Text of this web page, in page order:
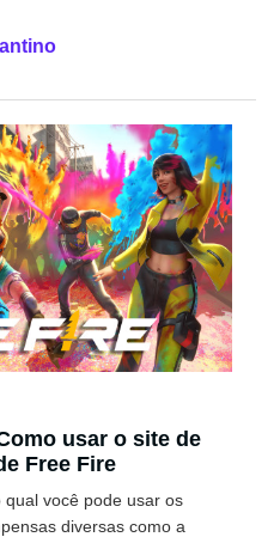
usar o site de
Free Fire
você pode usar os
diversas como a